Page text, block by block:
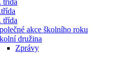
třída
třída
akce školního roku
družina
Zprávy